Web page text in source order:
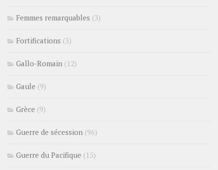
Femmes remarquables (3)
Fortifications (3)
Gallo-Romain (12)
Gaule (9)
Grèce (9)
Guerre de sécession (96)
Guerre du Pacifique (15)